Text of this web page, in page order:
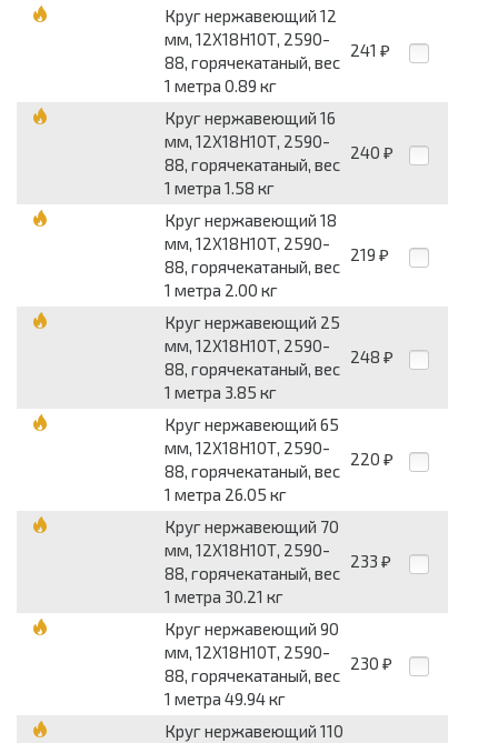
Круг нержавеющий 12
мм, 12Х18Н10Т, 2590-
88, горячекатаный, вес
1 метра 0.89 кг
241 ₽
Круг нержавеющий 16
мм, 12Х18Н10Т, 2590-
88, горячекатаный, вес
1 метра 1.58 кг
240 ₽
Круг нержавеющий 18
мм, 12Х18Н10Т, 2590-
88, горячекатаный, вес
1 метра 2.00 кг
219 ₽
Круг нержавеющий 25
мм, 12Х18Н10Т, 2590-
88, горячекатаный, вес
1 метра 3.85 кг
248 ₽
Круг нержавеющий 65
мм, 12Х18Н10Т, 2590-
88, горячекатаный, вес
1 метра 26.05 кг
220 ₽
Круг нержавеющий 70
мм, 12Х18Н10Т, 2590-
88, горячекатаный, вес
1 метра 30.21 кг
233 ₽
Круг нержавеющий 90
мм, 12Х18Н10Т, 2590-
88, горячекатаный, вес
1 метра 49.94 кг
230 ₽
Круг нержавеющий 110